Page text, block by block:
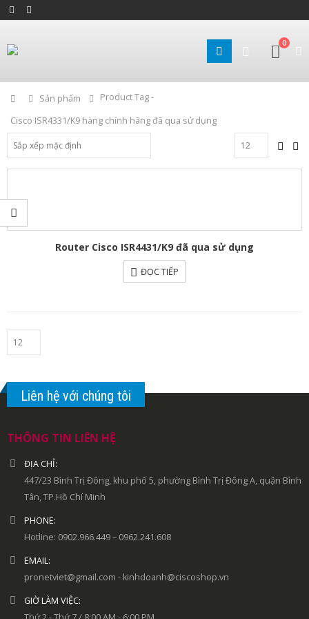
0
Home
Sản phẩm
Product Tag -
Cisco ISR4331/K9 hàng chính hãng đã qua sử dụng
Router Cisco ISR4431/K9 đã qua sử dụng
ĐỌC TIẾP
Liên hệ với chúng tôi
THÔNG TIN LIÊN HỆ
ĐỊA CHỈ:
447/23 Bình Trị Đông, khu phố 5, phường Bình Trị Đông A, quận Bình
Tân, TP.Hồ Chí Minh
PHONE:
Hotline: 0902.966.449 – 0962.241.608
EMAIL:
pronetviet@gmail.com - kinhdoanh@ciscoshop.vn
GIỜ LÀM VIỆC: